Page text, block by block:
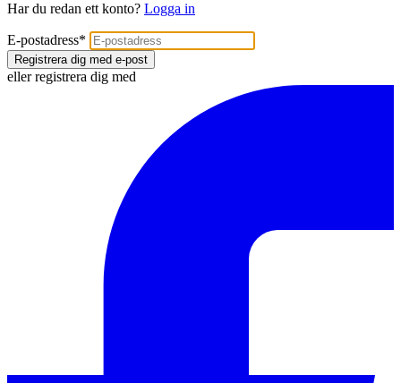
Har du redan ett konto? Logga in
E-postadress*
Registrera dig med e-post
eller registrera dig med